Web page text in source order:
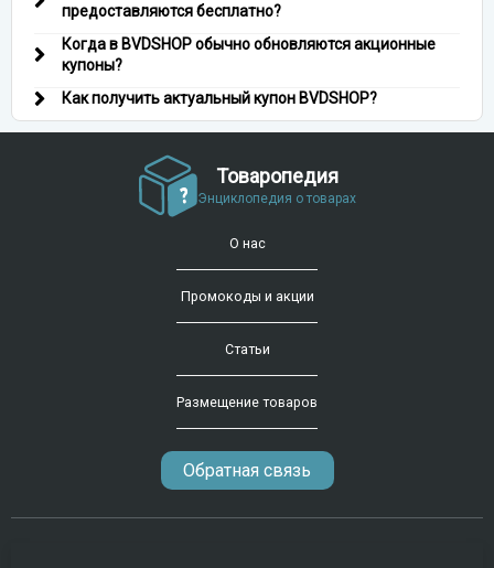
предоставляются бесплатно?
Когда в BVDSHOP обычно обновляются акционные
купоны?
Как получить актуальный купон BVDSHOP?
Товаропедия
Энциклопедия о товарах
О нас
Промокоды и акции
Статьи
Размещение товаров
Обратная связь